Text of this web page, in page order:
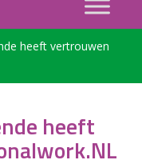
heeft vertrouwen
heeft